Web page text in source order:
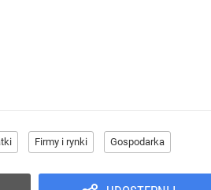
Firmy i rynki Gospodarka